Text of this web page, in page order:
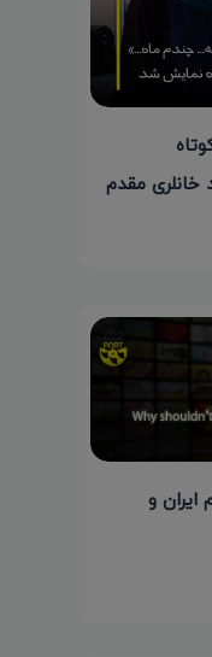
خانلری مقدم
ایران و